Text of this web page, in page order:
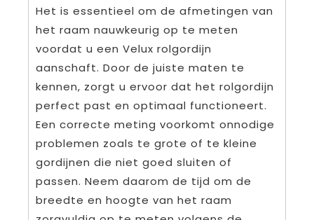
Het is essentieel om de afmetingen van
het raam nauwkeurig op te meten
voordat u een Velux rolgordijn
aanschaft. Door de juiste maten te
kennen, zorgt u ervoor dat het rolgordijn
perfect past en optimaal functioneert.
Een correcte meting voorkomt onnodige
problemen zoals te grote of te kleine
gordijnen die niet goed sluiten of
passen. Neem daarom de tijd om de
breedte en hoogte van het raam